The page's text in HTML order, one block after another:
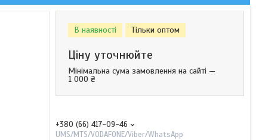
В наявності Тільки оптом
Ціну уточнюйте
Мінімальна сума замовлення на сайті —
1 000 ₴
+380 (66) 417-09-46
UMS/MTS/VODAFONE/Viber/WhatsApp